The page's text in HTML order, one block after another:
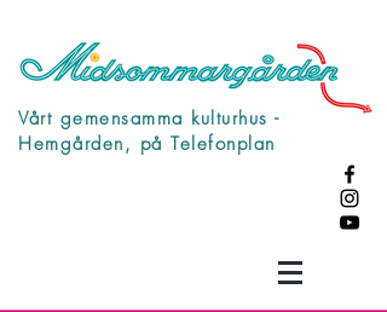
Vårt gemensamma kulturhus -
Hemgården, på Telefonplan